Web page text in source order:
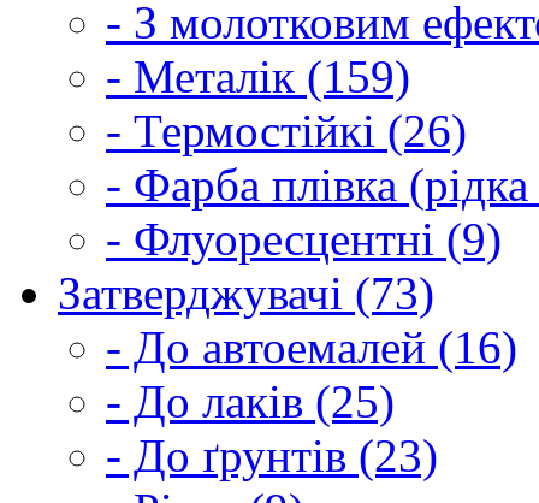
- З молотковим
- Металік (159)
- Термостійкі (26)
- Фарба плівка
- Флуоресцентні (9)
Затверджувачі (73)
- До автоемалей (16)
- До лаків (25)
- До ґрунтів (23)